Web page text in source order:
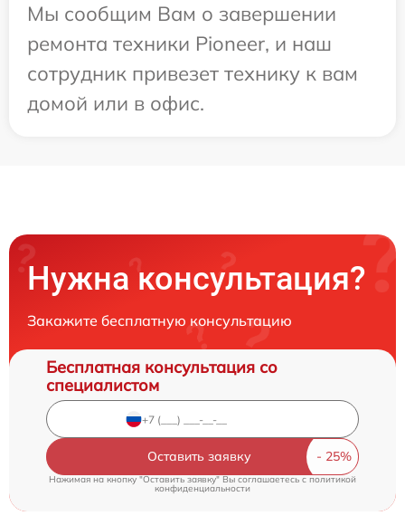
Мы сообщим Вам о завершении
ремонта техники Pioneer, и наш
сотрудник привезет технику к вам
домой или в офис.
Нужна консультация?
Закажите бесплатную консультацию
Бесплатная консультация со
специалистом
Оставить заявку
Нажимая на кнопку "Оставить заявку" Вы соглашаетесь c политикой
конфиденциальности